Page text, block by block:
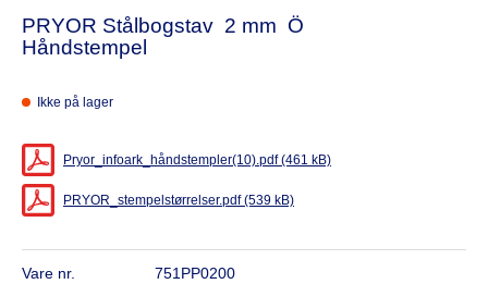
PRYOR Stålbogstav 2 mm Ö
Håndstempel
Ikke på lager
Pryor_infoark_håndstempler(10).pdf (461 kB)
PRYOR_stempelstørrelser.pdf (539 kB)
Vare nr.
751PP0200